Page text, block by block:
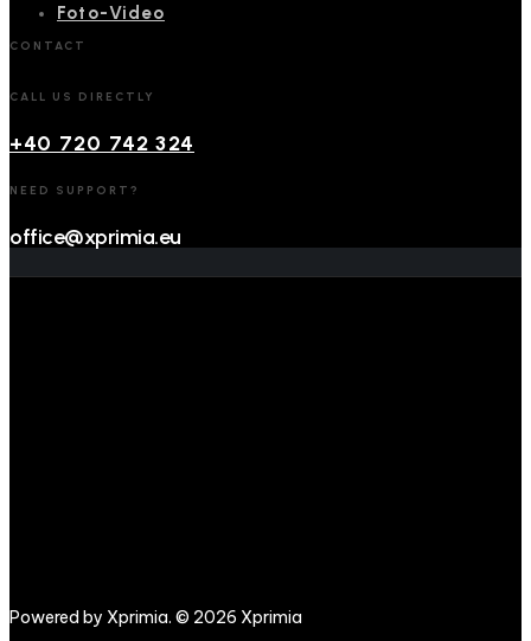
Foto-Video
CONTACT
CALL US DIRECTLY
+40 720 742 324
NEED SUPPORT?
office@xprimia.eu
Powered by Xprimia. © 2026 Xprimia